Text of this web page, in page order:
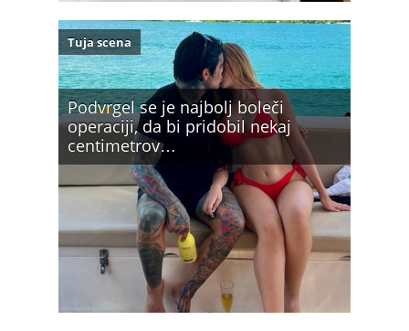
Podvrgel se je najbolj boleči
operaciji, da bi pridobil nekaj
centimetrov…
Tuja scena